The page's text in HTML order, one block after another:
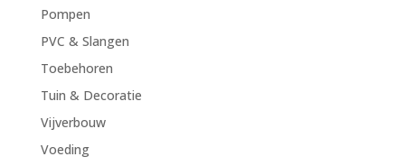
Pompen
PVC & Slangen
Toebehoren
Tuin & Decoratie
Vijverbouw
Voeding